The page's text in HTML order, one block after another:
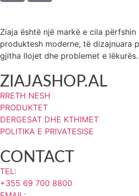
Ziaja është një markë e cila
produktesh moderne, të dizajnuara
gjitha llojet dhe problemet e lëkurës.
ZIAJASHOP.AL
RRETH NESH
PRODUKTET
DERGESAT DHE KTHIMET
POLITIKA E PRIVATESISE
CONTACT
TEL:
+355 69 700 8800